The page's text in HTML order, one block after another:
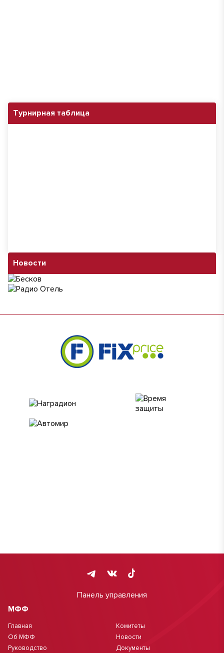
Турнирная таблица
Новости
Панель управления
МФФ
Главная
Об МФФ
Руководство
Комитеты
Новости
Документы